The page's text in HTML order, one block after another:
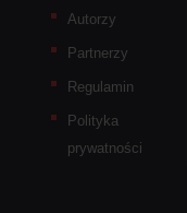
Autorzy
Partnerzy
Regulamin
Polityka
prywatności